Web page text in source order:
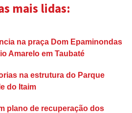
mais lidas:
na praça Dom Epaminondas
Amarelo em Taubaté
na estrutura do Parque
do Itaim
plano de recuperação dos